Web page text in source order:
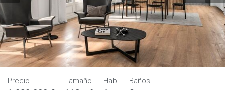
Precio Tamaño Hab. Baños